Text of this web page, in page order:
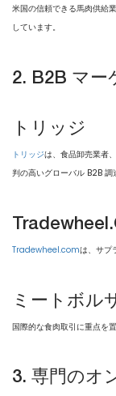
米国の信頼できる馬肉供給
しています。
2. B2B マー
トリッジ
トリッジは、食品卸売業者
判の高いグローバル B2B 調
Tradewheel.comは、サプ
ミートボル
国際的な食肉取引に重点を置
3. 専門のオ